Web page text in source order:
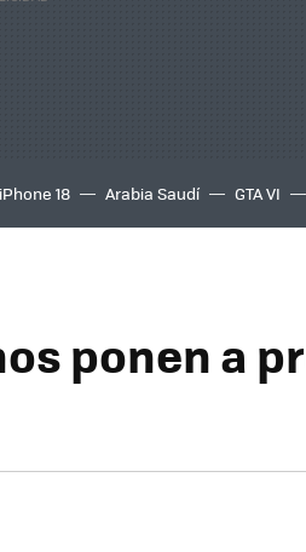
iPhone 18 Arabia Saudí GTA VI
ponen a